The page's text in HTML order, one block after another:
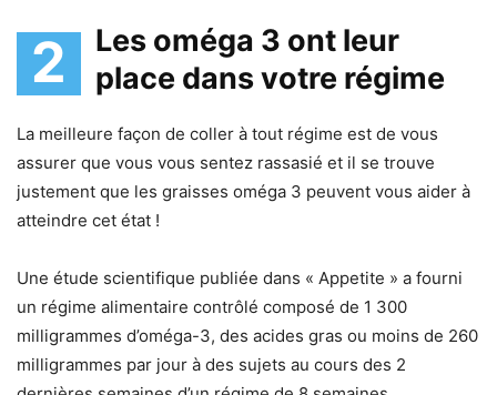
2
Les oméga 3 ont leur
place dans votre régime
La meilleure façon de coller à tout régime est de vous
assurer que vous vous sentez rassasié et il se trouve
justement que les graisses oméga 3 peuvent vous aider à
atteindre cet état !
Une étude scientifique publiée dans « Appetite » a fourni
un régime alimentaire contrôlé composé de 1 300
milligrammes d’oméga-3, des acides gras ou moins de 260
milligrammes par jour à des sujets au cours des 2